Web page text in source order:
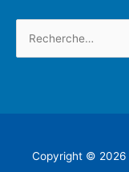
Copyright © 2026